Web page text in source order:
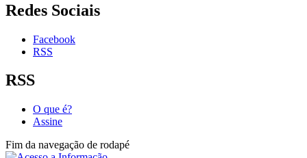
Redes Sociais
Facebook
RSS
RSS
O que é?
Assine
Fim da navegação de rodapé